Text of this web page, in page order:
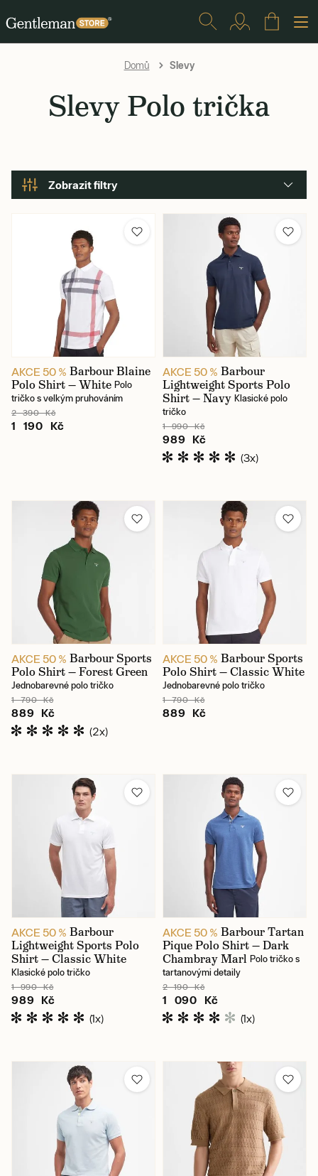
Domů Slevy
Slevy Polo trička
Zobrazit filtry
Velikost
Cena
495 Kč 1 795 Kč
Karlín / prodejna
AKCE 50 % Barbour Blaine
Polo Shirt — White Polo
tričko s velkým pruhováním
2 390 Kč
1 190 Kč
AKCE 50 % Barbour
Lightweight Sports Polo
Shirt — Navy Klasické polo
tričko
1 990 Kč
989 Kč
(3x)
AKCE 50 % Barbour Sports
Polo Shirt — Forest Green
Jednobarevné polo tričko
1 790 Kč
889 Kč
(2x)
AKCE 50 % Barbour Sports
Polo Shirt — Classic White
Jednobarevné polo tričko
1 790 Kč
889 Kč
AKCE 50 % Barbour
Lightweight Sports Polo
Shirt — Classic White
Klasické polo tričko
1 990 Kč
989 Kč
(1x)
AKCE 50 % Barbour Tartan
Pique Polo Shirt — Dark
Chambray Marl Polo tričko s
tartanovými detaily
2 190 Kč
1 090 Kč
(1x)